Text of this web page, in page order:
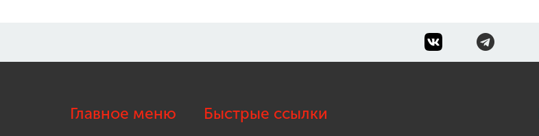
Главное меню Быстрые ссылки